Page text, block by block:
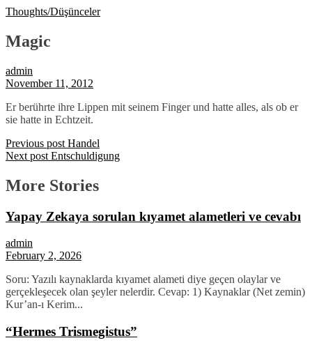
Thoughts/Düşünceler
Magic
admin
November 11, 2012
Er berührte ihre Lippen mit seinem Finger und hatte alles, als ob er
sie hatte in Echtzeit.
Previous post Handel
Next post Entschuldigung
More Stories
Yapay Zekaya sorulan kıyamet alametleri ve cevabı
admin
February 2, 2026
Soru: Yazılı kaynaklarda kıyamet alameti diye geçen olaylar ve
gerçekleşecek olan şeyler nelerdir. Cevap: 1) Kaynaklar (Net zemin)
Kur’an-ı Kerim...
“Hermes Trismegistus”